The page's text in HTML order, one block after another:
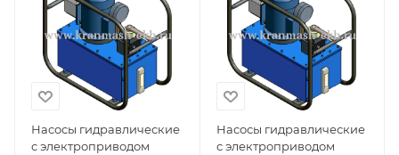
Насосы гидравлические
с электроприводом
Насосы гидравлические
с электроприводом